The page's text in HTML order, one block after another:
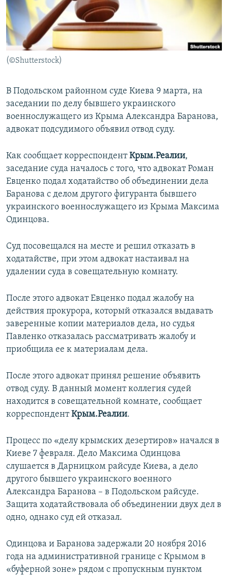
ПОБЕДИТЕЛЕЙ НЕ СУДЯТ?
КРЫМ.НЕПОКОРЕННЫЙ
ELIFBE
УКРАИНСКАЯ ПРОБЛЕМА КРЫМА
ПРИСОЕДИНЯЙТЕСЬ!
(©Shutterstock)
В Подольском районном суде Киева 9 марта, на
заседании по делу бывшего украинского
военнослужащего из Крыма Александра Баранова,
адвокат подсудимого объявил отвод суду.
Как сообщает корреспондентКрым.Реалии,
заседание суда началось с того, что адвокат Роман
Евценко подал ходатайство об объединении дела
Баранова с делом другого фигуранта бывшего
украинского военнослужащего из Крыма Максима
Одинцова.
Суд посовещался на месте и решил отказать в
ходатайстве, при этом адвокат настаивал на
удалении суда в совещательную комнату.
После этого адвокат Евценко подал жалобу на
действия прокурора, который отказался выдавать
заверенные копии материалов дела, но судья
Павленко отказалась рассматривать жалобу и
приобщила ее к материалам дела.
После этого адвокат принял решение объявить
отвод суду. В данный момент коллегия судей
находится в совещательной комнате, сообщает
корреспондентКрым.Реалии.
Процесс по «делу крымских дезертиров» начался в
Киеве 7 февраля. Дело Максима Одинцова
слушается в Дарницком райсуде Киева, а дело
другого бывшего украинского военного
Александра Баранова – в Подольском райсуде.
Защита ходатайствовала об объединении двух дел в
одно, однако суд ей отказал.
Одинцова и Баранова задержали 20 ноября 2016
года на административной границе с Крымом в
«буферной зоне» рядом с пропускным пунктом